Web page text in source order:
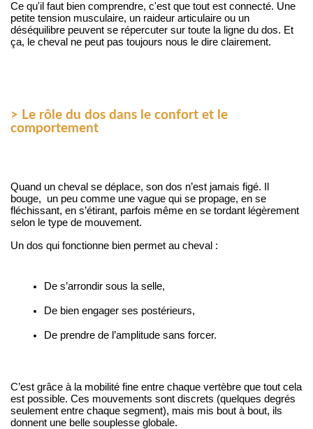
Ce qu'il faut bien comprendre, c'est que tout est connecté. Une
petite tension musculaire, un raideur articulaire ou un
déséquilibre peuvent se répercuter sur toute la ligne du dos. Et
ça, le cheval ne peut pas toujours nous le dire clairement.
> Le rôle du dos dans le confort et le
comportement
Quand un cheval se déplace, son dos n’est jamais figé. Il
bouge,  un peu comme une vague qui se propage, en se
fléchissant, en s’étirant, parfois même en se tordant légèrement
selon le type de mouvement.
Un dos qui fonctionne bien permet au cheval :
De s’arrondir sous la selle,
De bien engager ses postérieurs,
De prendre de l’amplitude sans forcer.
C’est grâce à la mobilité fine entre chaque vertèbre que tout cela
est possible. Ces mouvements sont discrets (quelques degrés
seulement entre chaque segment), mais mis bout à bout, ils
donnent une belle souplesse globale.